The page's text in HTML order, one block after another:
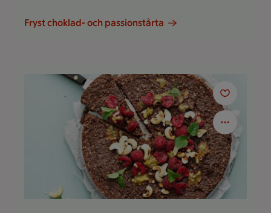
Fryst choklad- och passionstårta